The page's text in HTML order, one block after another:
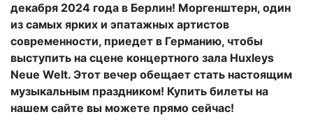
декабря 2024 года в Берлин! Моргенштерн, один
из самых ярких и эпатажных артистов
современности, приедет в Германию, чтобы
выступить на сцене концертного зала Huxleys
Neue Welt. Этот вечер обещает стать настоящим
музыкальным праздником! Купить билеты на
нашем сайте вы можете прямо сейчас!